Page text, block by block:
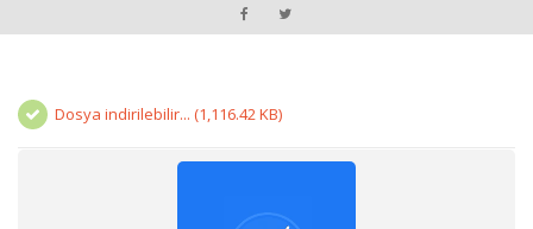
Dosya indirilebilir... (1,116.42 KB)